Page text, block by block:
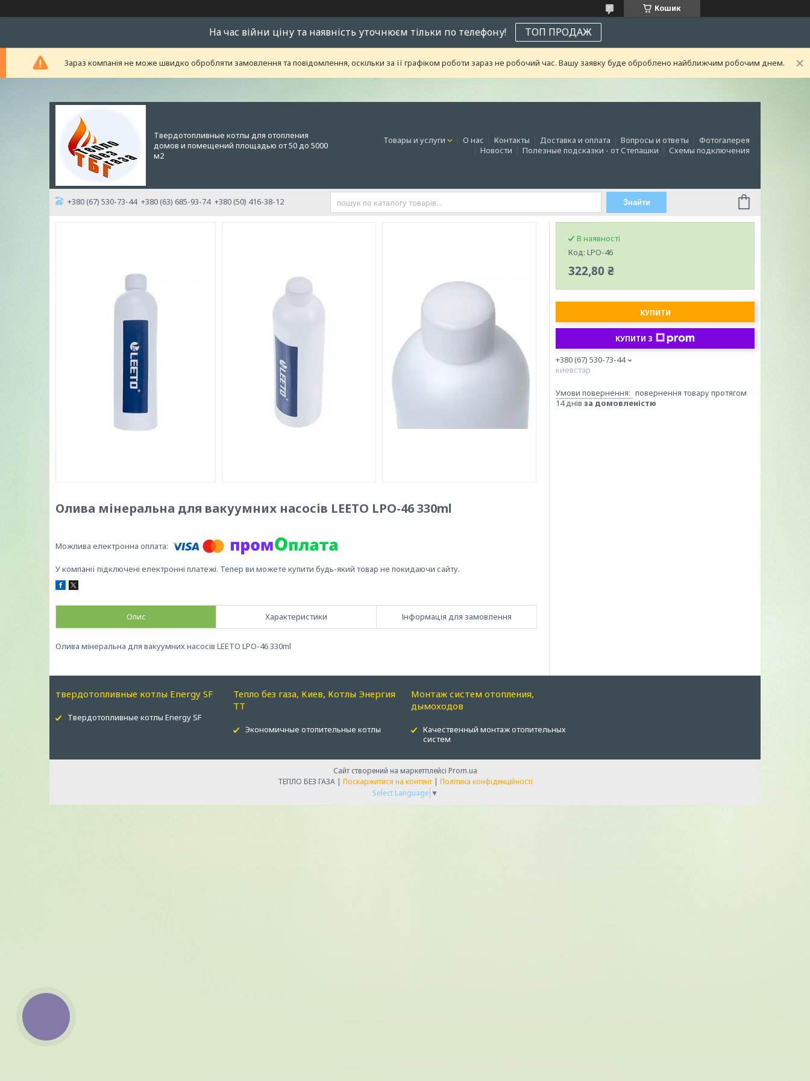
Кошик
На час війни ціну та наявність уточнюєм тільки по телефону! ТОП ПРОДАЖ
Зараз компанія не може швидко обробляти замовлення та повідомлення, оскільки за її графіком роботи зараз не робочий час. Вашу заявку буде оброблено найближчим робочим днем.
Твердотопливные котлы для отопления
домов и помещений площадью от 50 до 5000
м2
Товары и услуги О нас Контакты Доставка и оплата Вопросы и ответы
Фотогалерея
Новости
Полезные подсказки - от Степашки Схемы подключения
+380 (67) 530-73-44 +380 (63) 685-93-74 +380 (50) 416-38-12 Знайти
Олива мінеральна для вакуумних насосів LEETO LPO-46 330ml
У компанії підключені електронні платежі. Тепер ви можете купити будь-який товар не покидаючи сайту.
Опис Характеристики Інформація для замовлення
Олива мінеральна для вакуумних насосів LEETO LPO-46 330ml
В наявності
Код: LPO-46
322,80 ₴
КУПИТИ
КУПИТИ З
+380 (67) 530-73-44
киевстар
повернення товару протягом
14 днів за домовленістю
твердотопливные котлы Energy SF
Твердотопливные котлы Energy SF
Тепло без газа, Киев, Котлы Энергия
ТТ
Экономичные отопительные котлы
Монтаж систем отопления,
дымоходов
Качественный монтаж отопительных
систем
Сайт створений на маркетплейсі Prom.ua
ТЕПЛО БЕЗ ГАЗА | Поскаржитися на контент | Політика конфіденційності
Select Language ▼